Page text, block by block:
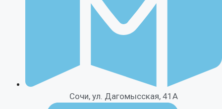
Сочи, ул. Дагомысская, 41А